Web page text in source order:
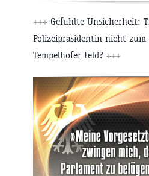
+++ Gefühlte Unsicherheit:
Polizeipräsidentin nicht zum
Tempelhofer Feld? +++